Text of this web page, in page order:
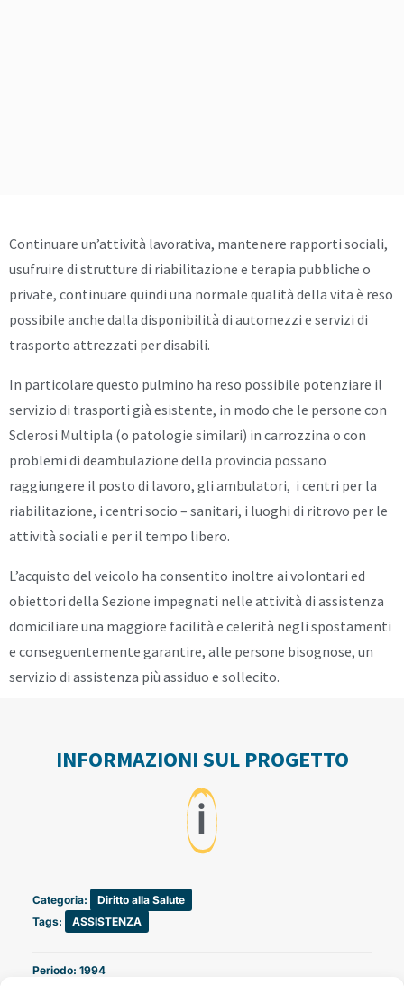
Continuare un’attività lavorativa, mantenere rapporti sociali,
usufruire di strutture di riabilitazione e terapia pubbliche o
private, continuare quindi una normale qualità della vita è reso
possibile anche dalla disponibilità di automezzi e servizi di
trasporto attrezzati per disabili.
In particolare questo pulmino ha reso possibile potenziare il
servizio di trasporti già esistente, in modo che le persone con
Sclerosi Multipla (o patologie similari) in carrozzina o con
problemi di deambulazione della provincia possano
raggiungere il posto di lavoro, gli ambulatori, i centri per la
riabilitazione, i centri socio – sanitari, i luoghi di ritrovo per le
attività sociali e per il tempo libero.
L’acquisto del veicolo ha consentito inoltre ai volontari ed
obiettori della Sezione impegnati nelle attività di assistenza
domiciliare una maggiore facilità e celerità negli spostamenti
e conseguentemente garantire, alle persone bisognose, un
servizio di assistenza più assiduo e sollecito.
INFORMAZIONI SUL PROGETTO
ℹ️
Categoria:
Diritto alla Salute
Tags:
ASSISTENZA
Periodo: 1994